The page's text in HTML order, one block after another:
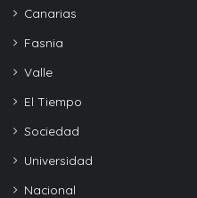
Canarias
Fasnia
Valle
El Tiempo
Sociedad
Universidad
Nacional